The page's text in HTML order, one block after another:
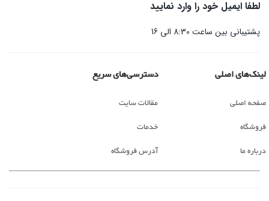
لطفا ایمیل خود را وارد نمایید
پشتیبانی بین ساعت 8:30 الی 16
لینک‌های اصلی
صفحه اصلی
فروشگاه
درباره ما
دسترسی‌های سریع
مقالات سایت
خدمات
آدرس فروشگاه